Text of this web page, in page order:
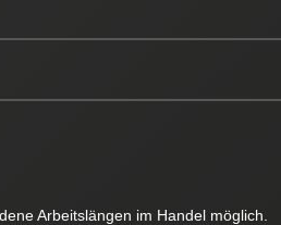
Arbeitslängen im Handel möglich.